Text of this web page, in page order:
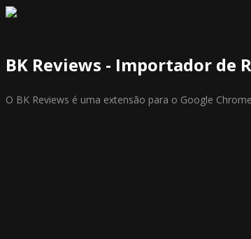
BK Reviews - Importador de
O BK Reviews é uma extensão para o Google